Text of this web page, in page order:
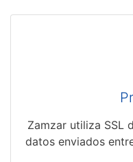
Zamzar utiliza SSL
datos enviados